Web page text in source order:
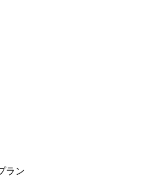
ラン